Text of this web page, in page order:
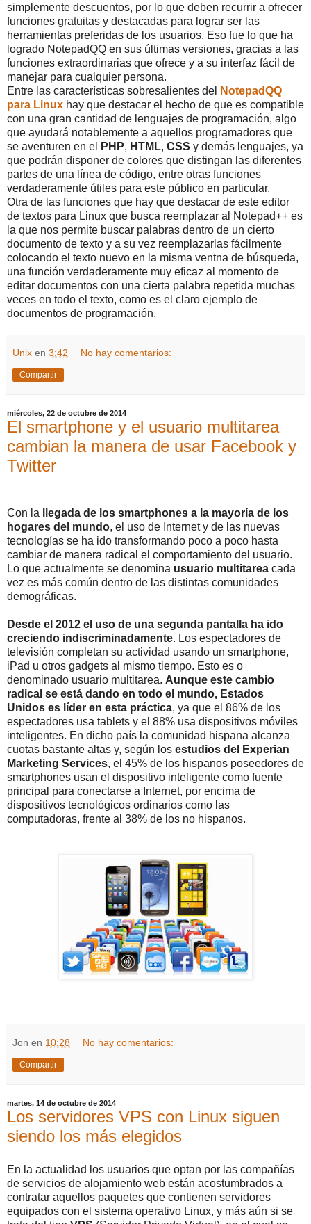
simplemente descuentos, por lo que deben recurrir a ofrecer
funciones gratuitas y destacadas para lograr ser las
herramientas preferidas de los usuarios. Eso fue lo que ha
logrado NotepadQQ en sus últimas versiones, gracias a las
funciones extraordinarias que ofrece y a su interfaz fácil de
manejar para cualquier persona.
Entre las características sobresalientes del
NotepadQQ
para Linux hay que destacar el hecho de que es compatible
con una gran cantidad de lenguajes de programación, algo
que ayudará notablemente a aquellos programadores que
se aventuren en el
PHP, HTML, CSS y demás lenguajes, ya
que podrán disponer de colores que distingan las diferentes
partes de una línea de código, entre otras funciones
verdaderamente útiles para este público en particular.
Otra de las funciones que hay que destacar de este editor
de textos para Linux que busca reemplazar al Notepad++ es
la que nos permite buscar palabras dentro de un cierto
documento de texto y a su vez reemplazarlas fácilmente
colocando el texto nuevo en la misma ventna de búsqueda,
una función verdaderamente muy eficaz al momento de
editar documentos con una cierta palabra repetida muchas
veces en todo el texto, como es el claro ejemplo de
documentos de programación.
Unix en 3:42 No hay comentarios:
Compartir
miércoles, 22 de octubre de 2014
El smartphone y el usuario multitarea
cambian la manera de usar Facebook y
Twitter
Con la
llegada de los smartphones a la mayoría de los
hogares del mundo, el uso de Internet y de las nuevas
tecnologías se ha ido transformando poco a poco hasta
cambiar de manera radical el comportamiento del usuario.
Lo que actualmente se denomina usuario multitarea cada
vez es más común dentro de las distintas comunidades
demográficas.
Desde el 2012 el uso de una segunda pantalla ha ido
creciendo indiscriminadamente. Los espectadores de
televisión completan su actividad usando un smartphone,
iPad u otros gadgets al mismo tiempo. Esto es o
denominado usuario multitarea. Aunque este cambio
radical se está dando en todo el mundo, Estados
Unidos es líder en esta práctica, ya que el 86% de los
espectadores usa tablets y el 88% usa dispositivos móviles
inteligentes. En dicho país la comunidad hispana alcanza
cuotas bastante altas y, según los estudios del Experian
Marketing Services, el 45% de los hispanos poseedores de
smartphones usan el dispositivo inteligente como fuente
principal para conectarse a Internet, por encima de
dispositivos tecnológicos ordinarios como las
computadoras, frente al 38% de los no hispanos.
Jon en 10:28 No hay comentarios:
Compartir
martes, 14 de octubre de 2014
Los servidores VPS con Linux siguen
siendo los más elegidos
En la actualidad los usuarios que optan por las compañías
de servicios de alojamiento web están acostumbrados a
contratar aquellos paquetes que contienen servidores
equipados con el sistema operativo Linux, y más aún si se